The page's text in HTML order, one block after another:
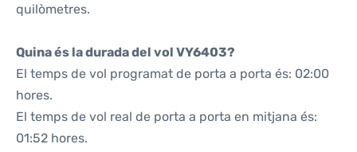
quilòmetres.
Quina és la durada del vol VY6403?
El temps de vol programat de porta a porta és: 02:00
hores.
El temps de vol real de porta a porta en mitjana és:
01:52 hores.